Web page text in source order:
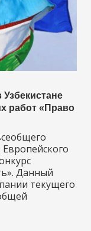
работ «Право
Данный
текущего